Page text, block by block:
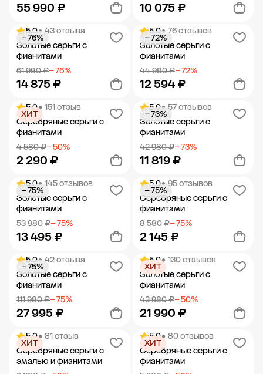
55 990 ₽
Добавить в корзину
10 075 ₽
Добавить в корзину
5.0• 43 отзыва
Золотые серьги с
фианитами
61 980 ₽− 76%
14 875 ₽
− 76%
Добавить в корзину
5.0• 76 отзывов
Золотые серьги с
фианитами
44 980 ₽− 72%
12 594 ₽
− 72%
Добавить в корзину
5.0• 151 отзыв
Серебряные серьги с
фианитами
4 580 ₽− 50%
2 290 ₽
ХИТ
Добавить в корзину
5.0• 57 отзывов
Золотые серьги с
фианитами
42 980 ₽− 73%
11 819 ₽
− 73%
Добавить в корзину
5.0• 145 отзывов
Золотые серьги с
фианитами
53 980 ₽− 75%
13 495 ₽
− 75%
Добавить в корзину
5.0• 95 отзывов
Серебряные серьги с
фианитами
8 580 ₽− 75%
2 145 ₽
− 75%
Добавить в корзину
5.0• 42 отзыва
Золотые серьги с
фианитами
111 980 ₽− 75%
27 995 ₽
− 75%
Добавить в корзину
5.0• 130 отзывов
Золотые серьги с
фианитами
43 980 ₽− 50%
21 990 ₽
ХИТ
Добавить в корзину
5.0• 81 отзыв
Серебряные серьги с
эмалью и фианитами
ХИТ
5.0• 80 отзывов
Серебряные серьги с
фианитами
ХИТ